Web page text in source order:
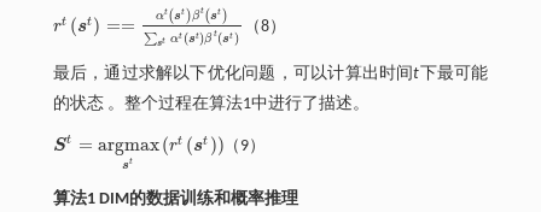
rt (st ) == αt(st ) βt(st )
∑st αt (st)βt(st)
rts t==α tstβt t∑stαtstβtst （8）
最后，通过求解以下优化问题，可以计算出时间t 下最可能
的状态。整个过程在算法1中进行了描述。
St = argmax
st
(rt (st ))
St= arg maxstrtst （9）
算法1 DIM的数据训练和概率推理